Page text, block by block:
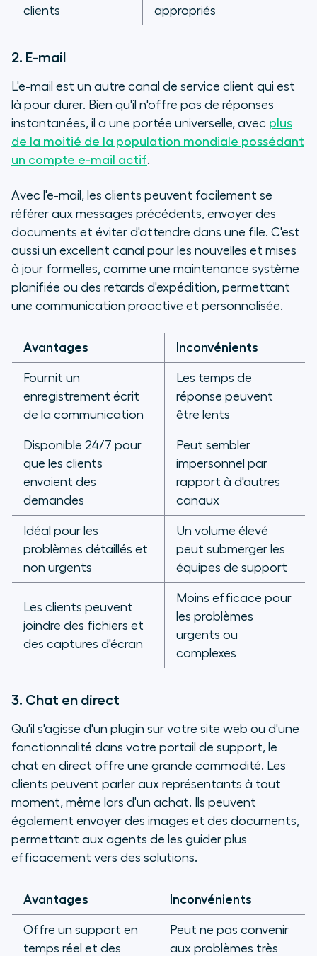
clients
appropriés
2. E-mail
L'e-mail est un autre canal de service client qui est
là pour durer. Bien qu'il n'offre pas de réponses
instantanées, il a une portée universelle, avec plus
de la moitié de la population mondiale possédant
un compte e-mail actif.
Avec l'e-mail, les clients peuvent facilement se
référer aux messages précédents, envoyer des
documents et éviter d'attendre dans une file. C'est
aussi un excellent canal pour les nouvelles et mises
à jour formelles, comme une maintenance système
planifiée ou des retards d'expédition, permettant
une communication proactive et personnalisée.
Avantages Inconvénients
Fournit un
enregistrement écrit
de la communication
Les temps de
réponse peuvent
être lents
Disponible 24/7 pour
que les clients
envoient des
demandes
Peut sembler
impersonnel par
rapport à d'autres
canaux
Idéal pour les
problèmes détaillés et
non urgents
Un volume élevé
peut submerger les
équipes de support
Les clients peuvent
joindre des fichiers et
des captures d'écran
Moins efficace pour
les problèmes
urgents ou
complexes
3. Chat en direct
Qu'il s'agisse d'un plugin sur votre site web ou d'une
fonctionnalité dans votre portail de support, le
chat en direct offre une grande commodité. Les
clients peuvent parler aux représentants à tout
moment, même lors d'un achat. Ils peuvent
également envoyer des images et des documents,
permettant aux agents de les guider plus
efficacement vers des solutions.
Avantages Inconvénients
Offre un support en
temps réel et des
Peut ne pas convenir
aux problèmes très